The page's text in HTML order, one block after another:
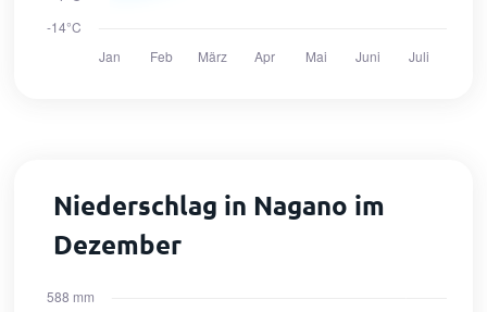
Niederschlag in Nagano im
Dezember